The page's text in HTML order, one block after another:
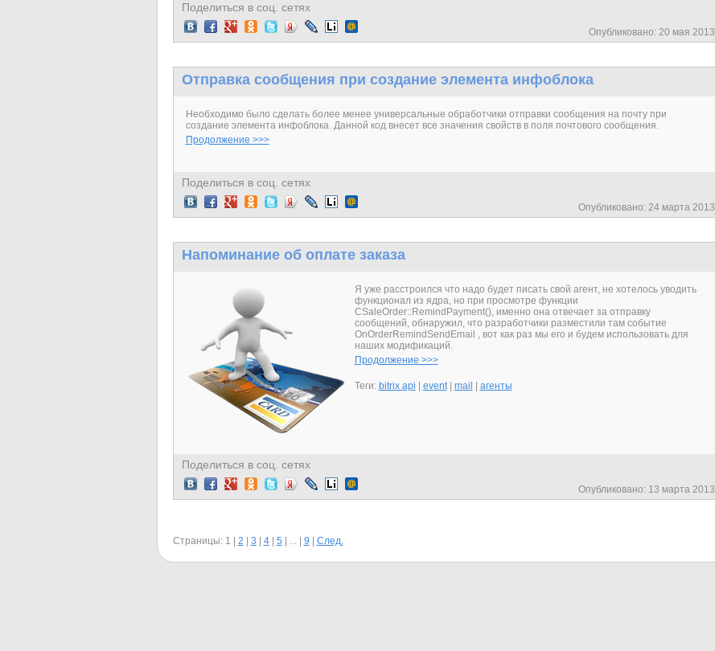
Поделиться в соц. сетях
Опубликовано: 20 мая 2013
Отправка сообщения при создание элемента инфоблока
Необходимо было сделать более менее универсальные обработчики отправки сообщения на почту при
создание элемента инфоблока. Данной код внесет все значения свойств в поля почтового сообщения.
Продолжение >>>
Поделиться в соц. сетях
Опубликовано: 24 марта 2013
Напоминание об оплате заказа
Я уже расстроился что надо будет писать свой агент, не хотелось уводить
функционал из ядра, но при просмотре функции
CSaleOrder::RemindPayment(), именно она отвечает за отправку
сообщений, обнаружил, что разработчики разместили там событие
OnOrderRemindSendEmail , вот как раз мы его и будем использовать для
наших модификаций.
Продолжение >>>
Теги: bitrix api event| mail агенты
Поделиться в соц. сетях
Опубликовано: 13 марта 2013
Страницы: 1 2 3 4 5 ... 9 След.